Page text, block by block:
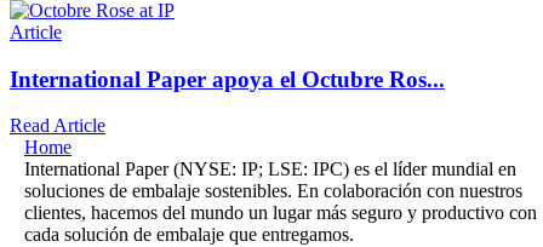
Article
International Paper apoya el Octubre Ros...
Read Article
Home
International Paper (NYSE: IP; LSE: IPC) es el líder mundial en
soluciones de embalaje sostenibles. En colaboración con nuestros
clientes, hacemos del mundo un lugar más seguro y productivo con
cada solución de embalaje que entregamos.